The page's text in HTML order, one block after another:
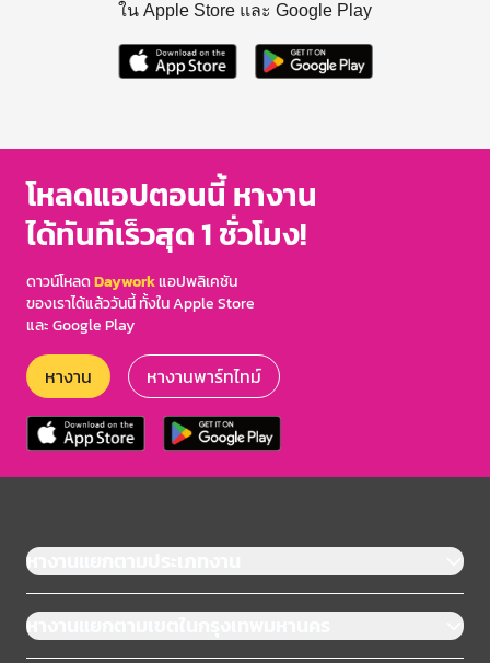
ใน Apple Store และ Google Play
โหลดแอปตอนนี้ หางาน
ได้ทันทีเร็วสุด 1 ชั่วโมง!
ดาวน์โหลดDayworkแอปพลิเคชัน
ของเราได้แล้ววันนี้ ทั้งใน Apple Store
และ Google Play
หางาน หางานพาร์ทไทม์
หางานแยกตามประเภทงาน
หางานแยกตามเขตในกรุงเทพมหานคร